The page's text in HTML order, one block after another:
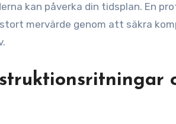
kan påverka din tidsplan. En
mervärde genom att säkra